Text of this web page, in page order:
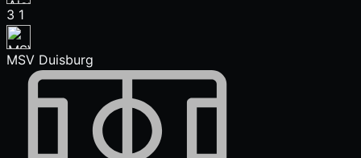
3 1
MSV Duisburg